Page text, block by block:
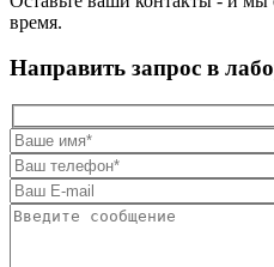
время.
Направить запрос в